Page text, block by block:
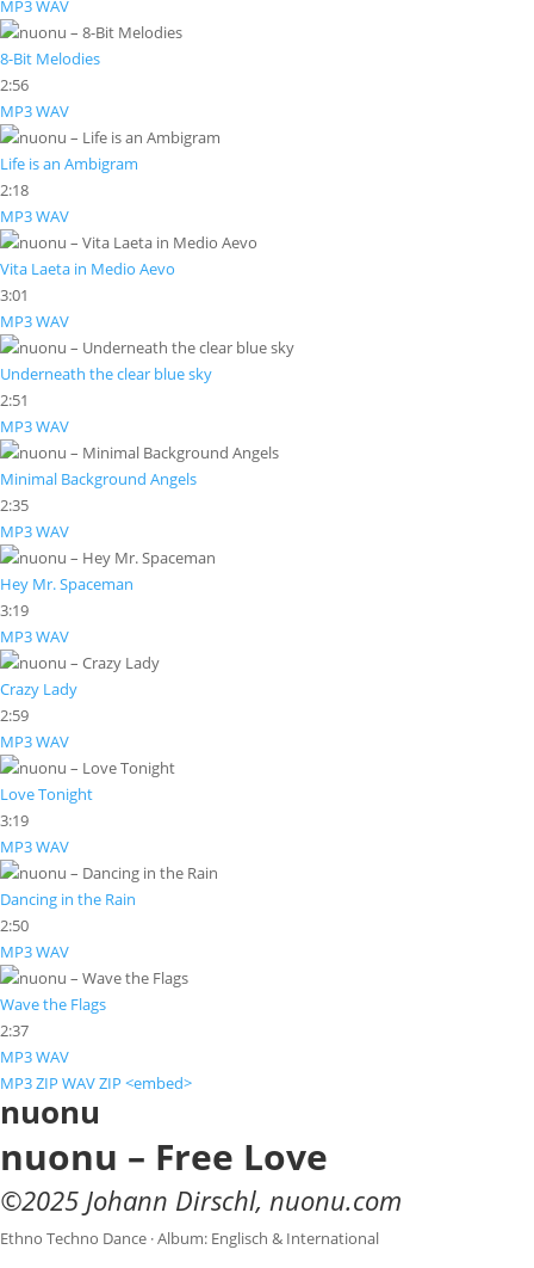
MP3WAV
8-Bit Melodies
2:56
MP3WAV
Life is an Ambigram
2:18
MP3WAV
Vita Laeta in Medio Aevo
3:01
MP3WAV
Underneath the clear blue sky
2:51
MP3WAV
Minimal Background Angels
2:35
MP3WAV
Hey Mr. Spaceman
3:19
MP3WAV
Crazy Lady
2:59
MP3WAV
Love Tonight
3:19
MP3WAV
Dancing in the Rain
2:50
MP3WAV
Wave the Flags
2:37
MP3WAV
MP3 ZIP WAV ZIP <embed>
nuonu
nuonu – Free Love
©2025 Johann Dirschl, nuonu.com
Ethno Techno Dance · Album: Englisch & International